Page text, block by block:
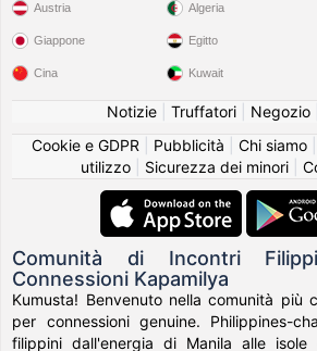
Austria
Giappone
Cina
Algeria
Egitto
Kuwait
Notizie| Truffatori| Negozio|
Cookie e GDPR
Pubblicità Chi siamo|
utilizzo| Sicurezza dei minori|
Comunità di Incontri
Connessioni Kapamilya
Kumusta! Benvenuto nella comunità più
per connessioni genuine. Philippines-
filippini dall'energia di Manila alle